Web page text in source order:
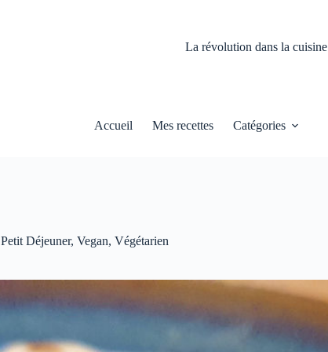
La révolution dans la cuisine
Accueil Mes recettes Catégories
Petit Déjeuner, Vegan, Végétarien